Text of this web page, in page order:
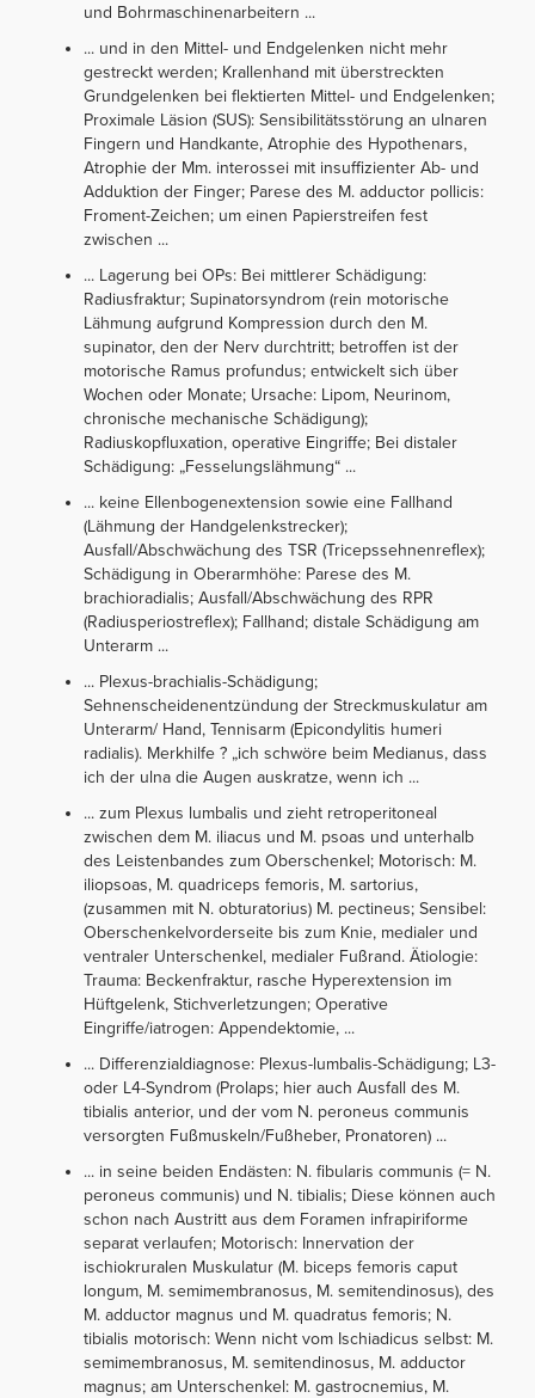
und Bohrmaschinenarbeitern ...
... und in den Mittel- und Endgelenken nicht mehr
gestreckt werden; Krallenhand mit überstreckten
Grundgelenken bei flektierten Mittel- und Endgelenken;
Proximale Läsion (SUS): Sensibilitätsstörung an ulnaren
Fingern und Handkante, Atrophie des Hypothenars,
Atrophie der Mm. interossei mit insuffizienter Ab- und
Adduktion der Finger; Parese des M. adductor pollicis:
Froment-Zeichen; um einen Papierstreifen fest
zwischen ...
... Lagerung bei OPs: Bei mittlerer Schädigung:
Radiusfraktur; Supinatorsyndrom (rein motorische
Lähmung aufgrund Kompression durch den M.
supinator, den der Nerv durchtritt; betroffen ist der
motorische Ramus profundus; entwickelt sich über
Wochen oder Monate; Ursache: Lipom, Neurinom,
chronische mechanische Schädigung);
Radiuskopfluxation, operative Eingriffe; Bei distaler
Schädigung: „Fesselungslähmung“ ...
... keine Ellenbogenextension sowie eine Fallhand
(Lähmung der Handgelenkstrecker);
Ausfall/Abschwächung des TSR (Tricepssehnenreflex);
Schädigung in Oberarmhöhe: Parese des M.
brachioradialis; Ausfall/Abschwächung des RPR
(Radiusperiostreflex); Fallhand; distale Schädigung am
Unterarm ...
... Plexus-brachialis-Schädigung;
Sehnenscheidenentzündung der Streckmuskulatur am
Unterarm/ Hand, Tennisarm (Epicondylitis humeri
radialis). Merkhilfe ? „ich schwöre beim Medianus, dass
ich der ulna die Augen auskratze, wenn ich ...
... zum Plexus lumbalis und zieht retroperitoneal
zwischen dem M. iliacus und M. psoas und unterhalb
des Leistenbandes zum Oberschenkel; Motorisch: M.
iliopsoas, M. quadriceps femoris, M. sartorius,
(zusammen mit N. obturatorius) M. pectineus; Sensibel:
Oberschenkelvorderseite bis zum Knie, medialer und
ventraler Unterschenkel, medialer Fußrand. Ätiologie:
Trauma: Beckenfraktur, rasche Hyperextension im
Hüftgelenk, Stichverletzungen; Operative
Eingriffe/iatrogen: Appendektomie, ...
... Differenzialdiagnose: Plexus-lumbalis-Schädigung; L3-
oder L4-Syndrom (Prolaps; hier auch Ausfall des M.
tibialis anterior, und der vom N. peroneus communis
versorgten Fußmuskeln/Fußheber, Pronatoren) ...
... in seine beiden Endästen: N. fibularis communis (= N.
peroneus communis) und N. tibialis; Diese können auch
schon nach Austritt aus dem Foramen infrapiriforme
separat verlaufen; Motorisch: Innervation der
ischiokruralen Muskulatur (M. biceps femoris caput
longum, M. semimembranosus, M. semitendinosus), des
M. adductor magnus und M. quadratus femoris; N.
tibialis motorisch: Wenn nicht vom Ischiadicus selbst: M.
semimembranosus, M. semitendinosus, M. adductor
magnus; am Unterschenkel: M. gastrocnemius, M.